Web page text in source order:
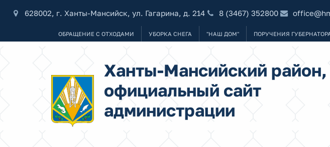
628002, г. Ханты-Мансийск, ул. Гагарина, д. 214 8 (3467) 352800
ОБРАЩЕНИЕ С ОТХОДАМИ УБОРКА СНЕГА "НАШ ДОМ" ПОРУЧЕНИЯ
Ханты-Мансийский район,
официальный сайт
администрации